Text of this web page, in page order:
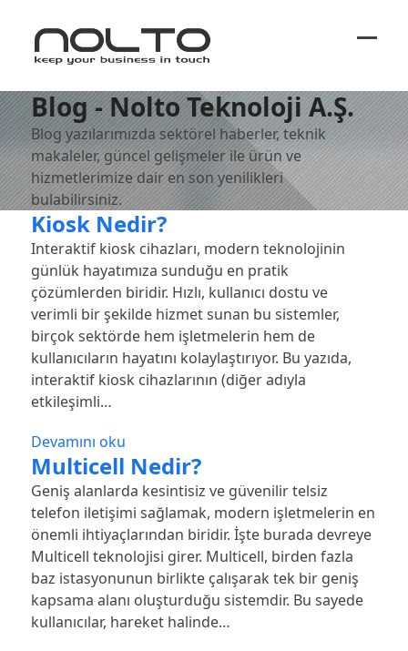
Blog - Nolto Teknoloji A.Ş.
Blog yazılarımızda sektörel haberler, teknik
makaleler, güncel gelişmeler ile ürün ve
hizmetlerimize dair en son yenilikleri
bulabilirsiniz.
Kiosk Nedir?
Interaktif kiosk cihazları, modern teknolojinin
günlük hayatımıza sunduğu en pratik
çözümlerden biridir. Hızlı, kullanıcı dostu ve
verimli bir şekilde hizmet sunan bu sistemler,
birçok sektörde hem işletmelerin hem de
kullanıcıların hayatını kolaylaştırıyor. Bu yazıda,
interaktif kiosk cihazlarının (diğer adıyla
etkileşimli…
Devamını oku
Multicell Nedir?
Geniş alanlarda kesintisiz ve güvenilir telsiz
telefon iletişimi sağlamak, modern işletmelerin en
önemli ihtiyaçlarından biridir. İşte burada devreye
Multicell teknolojisi girer. Multicell, birden fazla
baz istasyonunun birlikte çalışarak tek bir geniş
kapsama alanı oluşturduğu sistemdir. Bu sayede
kullanıcılar, hareket halinde…